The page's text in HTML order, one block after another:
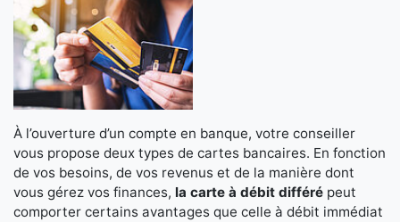
À l’ouverture d’un compte en banque, votre conseiller
vous propose deux types de cartes bancaires. En fonction
de vos besoins, de vos revenus et de la manière dont
vous gérez vos finances, la carte à débit différé peut
comporter certains avantages que celle à débit immédiat